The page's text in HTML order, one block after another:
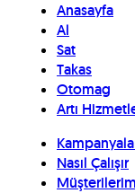
Anasayfa
Al
Sat
Takas
Otomag
Artı
Nasıl Çalışır